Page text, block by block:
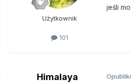
Użytkownik
101
jeśli
Himalaya